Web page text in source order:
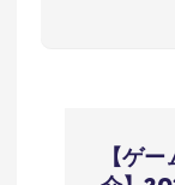
【ゲ